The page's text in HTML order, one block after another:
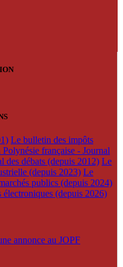
Le bulletin des impôts
Polynésie française - Journal
des débats (depuis 2012) Le
(depuis 2023) Le
publics (depuis 2024)
(depuis 2026)
annonce au JOPF